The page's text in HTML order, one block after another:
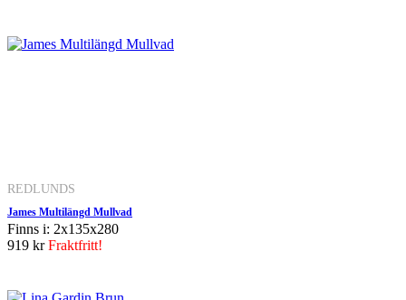
REDLUNDS
James Multilängd Mullvad
Finns i: 2x135x280
919 krFraktfritt!